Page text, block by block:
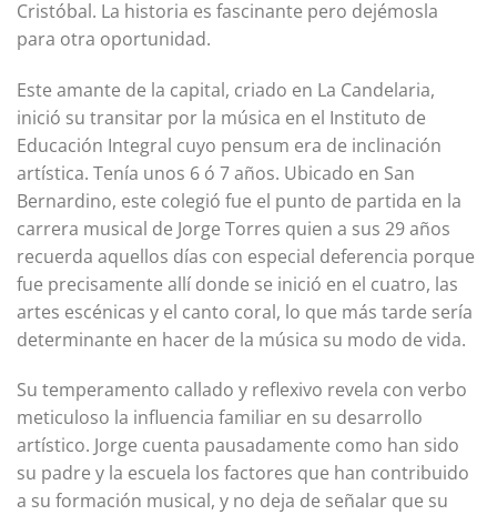
Cristóbal. La historia es fascinante pero dejémosla
para otra oportunidad.
Este amante de la capital, criado en La Candelaria,
inició su transitar por la música en el Instituto de
Educación Integral cuyo pensum era de inclinación
artística. Tenía unos 6 ó 7 años. Ubicado en San
Bernardino, este colegió fue el punto de partida en la
carrera musical de Jorge Torres quien a sus 29 años
recuerda aquellos días con especial deferencia porque
fue precisamente allí donde se inició en el cuatro, las
artes escénicas y el canto coral, lo que más tarde sería
determinante en hacer de la música su modo de vida.
Su temperamento callado y reflexivo revela con verbo
meticuloso la influencia familiar en su desarrollo
artístico. Jorge cuenta pausadamente como han sido
su padre y la escuela los factores que han contribuido
a su formación musical, y no deja de señalar que su